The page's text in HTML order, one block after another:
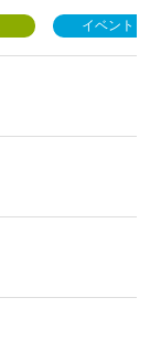
イベント